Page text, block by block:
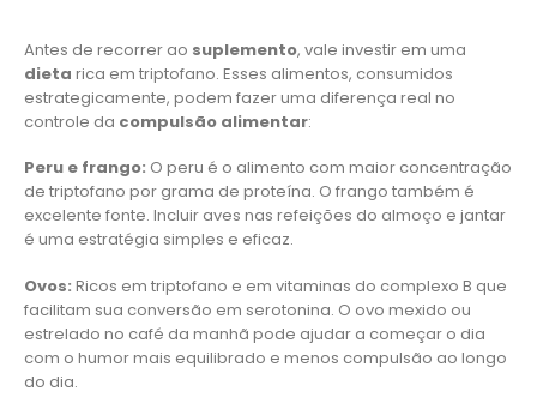
Antes de recorrer ao suplemento, vale investir em uma
dieta rica em triptofano. Esses alimentos, consumidos
estrategicamente, podem fazer uma diferença real no
controle da compulsão alimentar:
Peru e frango: O peru é o alimento com maior concentração
de triptofano por grama de proteína. O frango também é
excelente fonte. Incluir aves nas refeições do almoço e jantar
é uma estratégia simples e eficaz.
Ovos: Ricos em triptofano e em vitaminas do complexo B que
facilitam sua conversão em serotonina. O ovo mexido ou
estrelado no café da manhã pode ajudar a começar o dia
com o humor mais equilibrado e menos compulsão ao longo
do dia.